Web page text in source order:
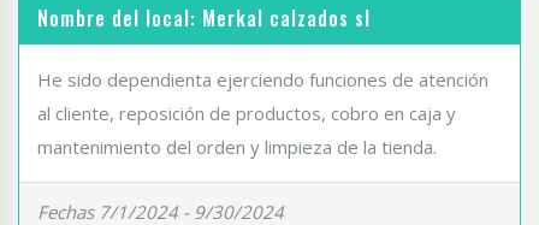
Nombre del local: Merkal calzados sl
He sido dependienta ejerciendo funciones de atención
al cliente, reposición de productos, cobro en caja y
mantenimiento del orden y limpieza de la tienda.
Fechas 7/1/2024 - 9/30/2024